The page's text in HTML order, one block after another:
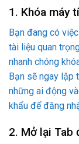
1. Khóa máy
Bạn đang có
tài liệu quan
nhanh chóng
Bạn sẽ ngay lập
những ai động
khẩu để đăng
2. Mở lại Tab